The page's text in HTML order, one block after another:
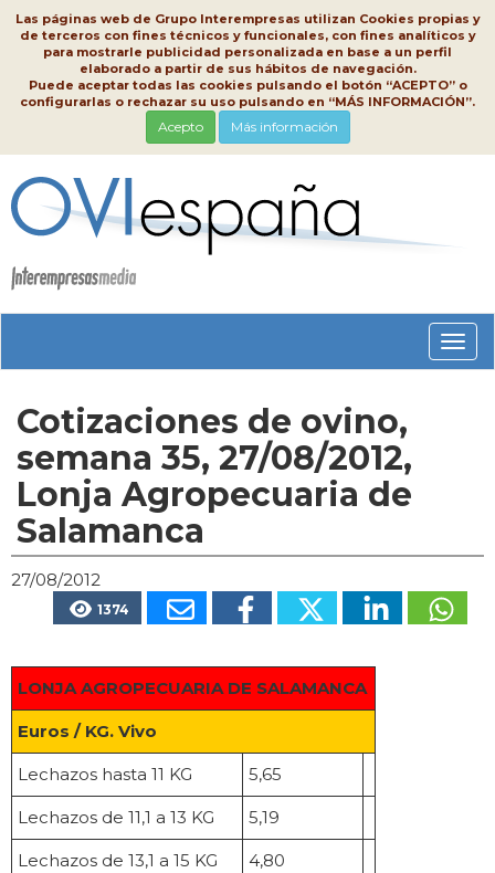
Las páginas web de Grupo Interempresas utilizan Cookies propias y
de terceros con fines técnicos y funcionales, con fines analíticos y
para mostrarle publicidad personalizada en base a un perfil
elaborado a partir de sus hábitos de navegación.
Puede aceptar todas las cookies pulsando el botón “ACEPTO” o
configurarlas o rechazar su uso pulsando en “MÁS INFORMACIÓN”.
Acepto Más información
Cotizaciones de ovino,
semana 35, 27/08/2012,
Lonja Agropecuaria de
Salamanca
27/08/2012
1374
LONJA AGROPECUARIA DE SALAMANCA
Euros / KG. Vivo
Lechazos hasta 11 KG 5,65
Lechazos de 11,1 a 13 KG 5,19
Lechazos de 13,1 a 15 KG 4,80